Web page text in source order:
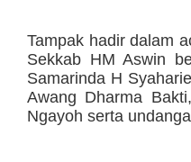
Tampak hadir dalam
Sekkab HM Aswin
Samarinda H
Awang Dharma
Ngayoh serta